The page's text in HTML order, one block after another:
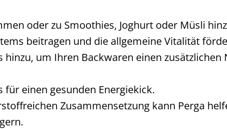
oder zu Smoothies, Joghurt oder Müsli
beitragen und die allgemeine Vitalität
um Ihren Backwaren einen
für einen gesunden Energiekick.
Zusammensetzung kann Perga